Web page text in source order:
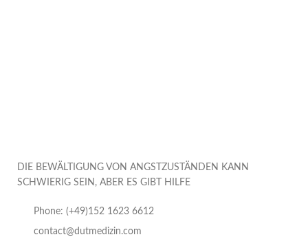
DIE BEWÄLTIGUNG VON ANGSTZUSTÄNDEN KANN
SCHWIERIG SEIN, ABER ES GIBT HILFE
Phone: (+49)152 1623 6612
contact@dutmedizin.com